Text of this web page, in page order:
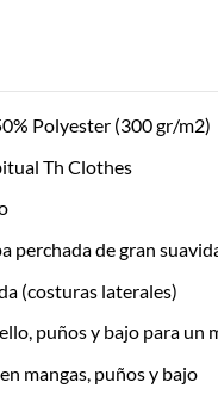
Polyester (300 gr/m2)
Th Clothes
perchada de gran
(costuras laterales)
puños y bajo para un
mangas, puños y bajo